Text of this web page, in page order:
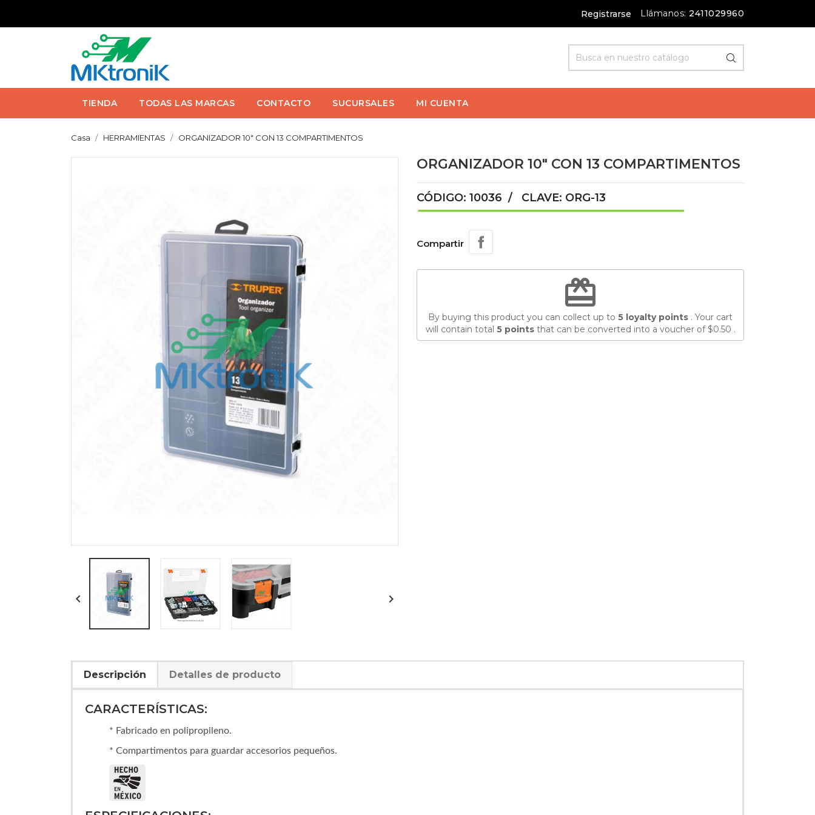
Registrarse Llámanos: 2411029960
TIENDA TODAS LAS MARCAS CONTACTO SUCURSALES MI CUENTA
Casa HERRAMIENTAS ORGANIZADOR 10" CON 13 COMPARTIMENTOS
 
ORGANIZADOR 10" CON 13 COMPARTIMENTOS
CÓDIGO: 10036 / CLAVE: ORG-13
Compartir
redeem
By buying this product you can collect up to 5 loyalty points . Your cart
will contain total 5pointsthat can be converted into a voucher of$0.50 .
Descripción Detalles de producto
CARACTERÍSTICAS:
* Fabricado en polipropileno.
* Compartimentos para guardar accesorios pequeños.